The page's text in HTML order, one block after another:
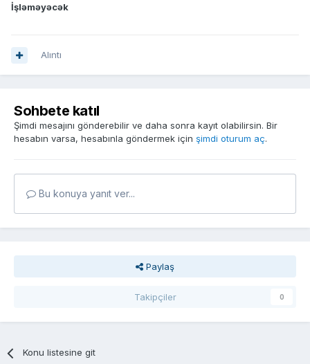
İşləməyəcək
Alıntı
Sohbete katıl
Şimdi mesajını gönderebilir ve daha sonra kayıt olabilirsin. Bir
hesabın varsa, hesabınla göndermek için şimdi oturum aç.
Bu konuya yanıt ver...
Paylaş
Takipçiler 0
Konu listesine git